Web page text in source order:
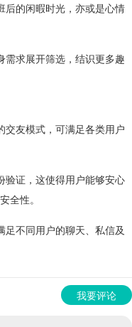
后的闲暇时光，亦或是心情
需求展开筛选，结识更多趣
交友模式，可满足各类用户
验证，这使得用户能够安心
全性。
不同用户的聊天、私信及
我要评论